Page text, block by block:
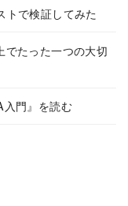
トで検証してみた
でたった一つの大切
門』を読む